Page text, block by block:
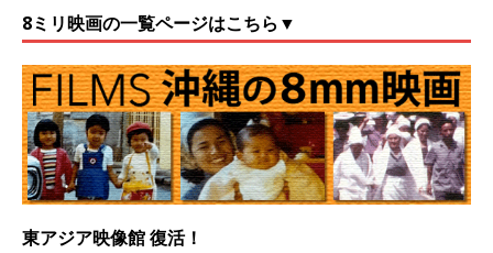
8ミリ映画の一覧ページはこちら▼
東アジア映像館 復活！